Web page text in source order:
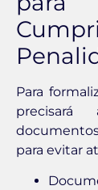
Para
para evitar